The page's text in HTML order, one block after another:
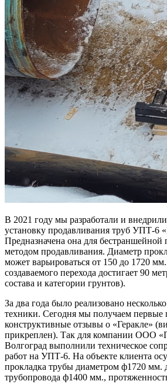
В 2021 году мы разработали и
установку продавливания труб УПТ-6
Предназначена она для бестраншейной
методом продавливания. Диаметр
может варьироваться от 150 до 1720
создаваемого перехода достигает 90
состава и категории грунтов).
За два года было реализовано
техники. Сегодня мы получаем первые
конструктивные отзывы о «Геракле»
прикреплен). Так для компании ООО
Волгоград выполнили техническое
работ на УПТ-6. На объекте клиента
прокладка трубы диаметром ф1720 мм.
трубопровода ф1400 мм.,